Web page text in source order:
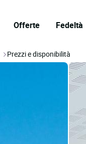
Offerte Fedeltà
Prezzi e disponibilità